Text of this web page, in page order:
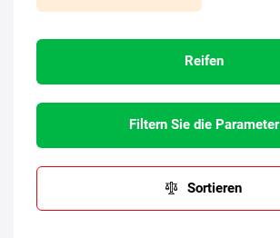
Reifen
Filtern Sie die Parameter
Sortieren